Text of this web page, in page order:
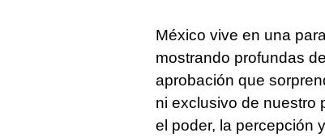
México vive en una
mostrando profundas
aprobación que
ni exclusivo de nuestro
el poder, la percepción